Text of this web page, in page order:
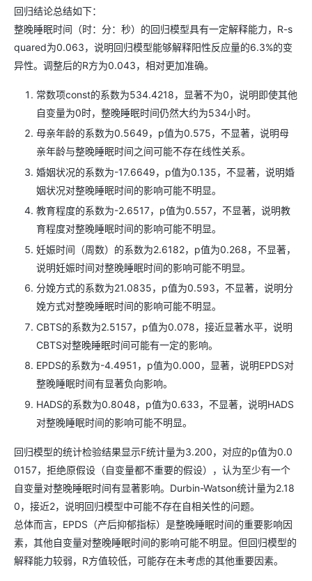
回归结论总结如下：
整晚睡眠时间（时：分：秒）的回归模型具有一定解释能力，R-s
quared为0.063，说明回归模型能够解释阳性反应量的6.3%的变
异性。调整后的R方为0.043，相对更加准确。
常数项const的系数为534.4218，显著不为0，说明即使其他
自变量为0时，整晚睡眠时间仍然大约为534小时。
母亲年龄的系数为0.5649，p值为0.575，不显著，说明母
亲年龄与整晚睡眠时间之间可能不存在线性关系。
婚姻状况的系数为-17.6649，p值为0.135，不显著，说明婚
姻状况对整晚睡眠时间的影响可能不明显。
教育程度的系数为-2.6517，p值为0.557，不显著，说明教
育程度对整晚睡眠时间的影响可能不明显。
妊娠时间（周数）的系数为2.6182，p值为0.268，不显著，
说明妊娠时间对整晚睡眠时间的影响可能不明显。
分娩方式的系数为21.0835，p值为0.593，不显著，说明分
娩方式对整晚睡眠时间的影响可能不明显。
CBTS的系数为2.5157，p值为0.078，接近显著水平，说明
CBTS对整晚睡眠时间可能有一定的影响。
EPDS的系数为-4.4951，p值为0.000，显著，说明EPDS对
整晚睡眠时间有显著负向影响。
HADS的系数为0.8048，p值为0.633，不显著，说明HADS
对整晚睡眠时间的影响可能不明显。
回归模型的统计检验结果显示F统计量为3.200，对应的p值为0.0
0157，拒绝原假设（自变量都不重要的假设），认为至少有一个
自变量对整晚睡眠时间有显著影响。Durbin-Watson统计量为2.18
0，接近2，说明回归模型中可能不存在自相关性的问题。
总体而言，EPDS（产后抑郁指标）是整晚睡眠时间的重要影响因
素，其他自变量对整晚睡眠时间的影响可能不明显。但回归模型的
解释能力较弱，R方值较低，可能存在未考虑的其他重要因素。